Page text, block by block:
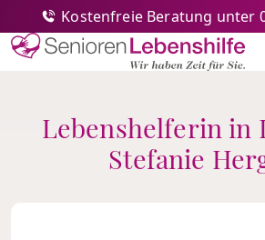
Kostenfreie Beratung unter
Lebenshelferin in
Stefanie